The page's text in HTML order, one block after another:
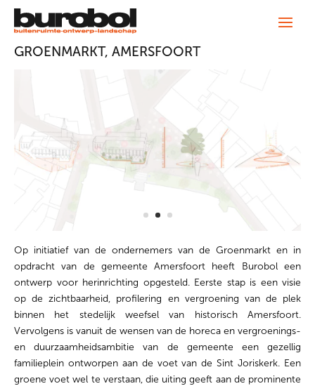
GROENMARKT, AMERSFOORT
Op initiatief van de ondernemers van de Groenmarkt en in
opdracht van de gemeente Amersfoort heeft Burobol een
ontwerp voor herinrichting opgesteld. Eerste stap is een visie
op de zichtbaarheid, profilering en vergroening van de plek
binnen het stedelijk weefsel van historisch Amersfoort.
Vervolgens is vanuit de wensen van de horeca en vergroenings-
en duurzaamheidsambitie van de gemeente een gezellig
familieplein ontworpen aan de voet van de Sint Joriskerk. Een
groene voet wel te verstaan, die uiting geeft aan de prominente